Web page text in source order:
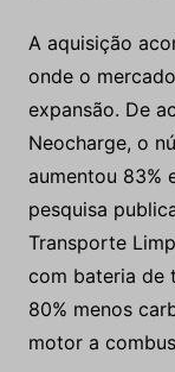
A aquisição
onde o
expansão. De
Neocharge, o
aumentou 83%
pesquisa
Transporte
com bateria de
80% menos
motor a